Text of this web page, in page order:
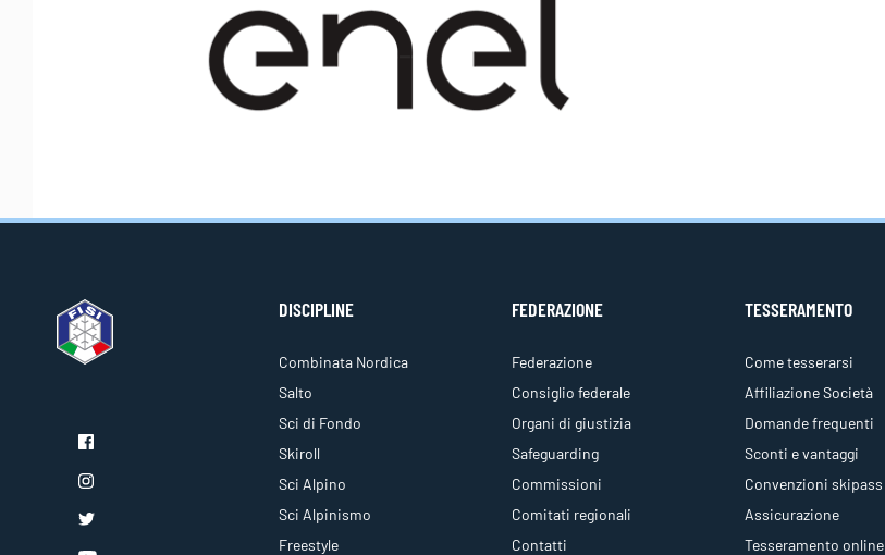
DISCIPLINE
Combinata Nordica
Salto
Sci di Fondo
Skiroll
Sci Alpino
Sci Alpinismo
Freestyle
FEDERAZIONE
Federazione
Consiglio federale
Organi di giustizia
Safeguarding
Commissioni
Comitati regionali
Contatti
TESSERAMENTO
Come tesserarsi
Affiliazione Società
Domande frequenti
Sconti e vantaggi
Convenzioni skipass
Assicurazione
Tesseramento online